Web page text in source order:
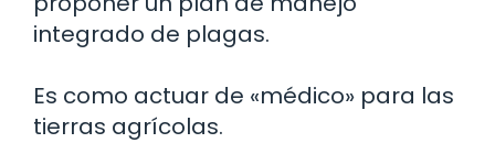
integrado de plagas.
Es como actuar de «médico» para las
tierras agrícolas.